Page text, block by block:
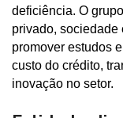
deficiência. O
privado, sociedade
promover estudos
custo do crédito,
inovação no setor.